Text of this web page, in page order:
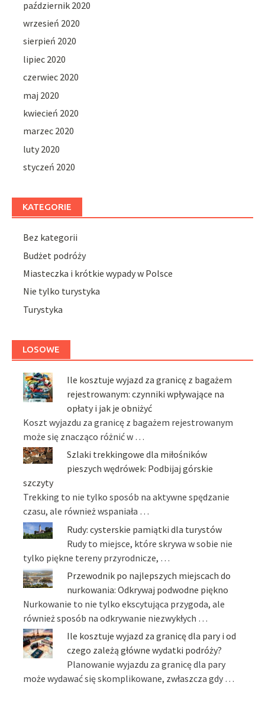
październik 2020
wrzesień 2020
sierpień 2020
lipiec 2020
czerwiec 2020
maj 2020
kwiecień 2020
marzec 2020
luty 2020
styczeń 2020
KATEGORIE
Bez kategorii
Budżet podróży
Miasteczka i krótkie wypady w Polsce
Nie tylko turystyka
Turystyka
LOSOWE
Ile kosztuje wyjazd za granicę z bagażem
rejestrowanym: czynniki wpływające na
opłaty i jak je obniżyć
Koszt wyjazdu za granicę z bagażem rejestrowanym
może się znacząco różnić w …
Szlaki trekkingowe dla miłośników
pieszych wędrówek: Podbijaj górskie
szczyty
Trekking to nie tylko sposób na aktywne spędzanie
czasu, ale również wspaniała …
Rudy: cysterskie pamiątki dla turystów
Rudy to miejsce, które skrywa w sobie nie
tylko piękne tereny przyrodnicze, …
Przewodnik po najlepszych miejscach do
nurkowania: Odkrywaj podwodne piękno
Nurkowanie to nie tylko ekscytująca przygoda, ale
również sposób na odkrywanie niezwykłych …
Ile kosztuje wyjazd za granicę dla pary i od
czego zależą główne wydatki podróży?
Planowanie wyjazdu za granicę dla pary
może wydawać się skomplikowane, zwłaszcza gdy …